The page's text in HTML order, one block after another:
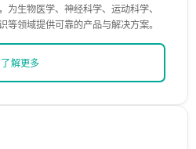
生物医学、神经科学、运动科学、
等领域提供可靠的产品与解决方案。
了解更多